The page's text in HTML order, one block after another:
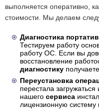
выполняется оперативно,
стоимости. Мы делаем
Диагностика
Тестируем работу
работу ОС. Если вы
восстановление
диагностику
Переустановка
перестала
нашего сервиса
лицензионную систему